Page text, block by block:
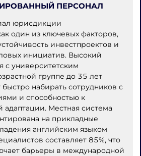
ПЕРСОНАЛ
юрисдикции
один из ключевых факторов,
инвестпроектов и
инициатив. Высокий
с университетским
группе до 35 лет
быстро набирать сотрудников с
и способностью к
адаптации. Местная система
на прикладные
английским языком
составляет 85%, что
барьеры в международной